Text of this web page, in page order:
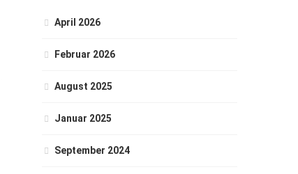
April 2026
Februar 2026
August 2025
Januar 2025
September 2024